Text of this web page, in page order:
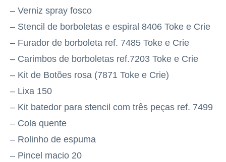
– Verniz spray fosco
– Stencil de borboletas e espiral 8406 Toke e Crie
– Furador de borboleta ref. 7485 Toke e Crie
– Carimbos de borboletas ref.7203 Toke e Crie
– Kit de Botões rosa (7871 Toke e Crie)
– Lixa 150
– Kit batedor para stencil com três peças ref. 7499
– Cola quente
– Rolinho de espuma
– Pincel macio 20